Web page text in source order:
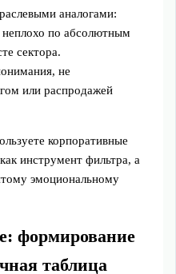
аналогами:
по абсолютным
сектора.
не
или распродажей
корпоративные
инструмент фильтра, а
эмоциональному
формирование
таблица